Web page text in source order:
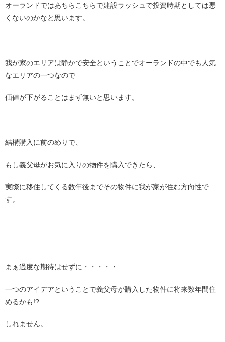
オーランドではあちらこちらで建設ラッシュで投資時期としては悪
くないのかなと思います。
我が家のエリアは静かで安全ということでオーランドの中でも人気
なエリアの一つなので
価値が下がることはまず無いと思います。
結構購入に前のめりで、
もし義父母がお気に入りの物件を購入できたら、
実際に移住してくる数年後までその物件に我が家が住む方向性で
す。
まぁ過度な期待はせずに・・・・・
一つのアイデアということで義父母が購入した物件に将来数年間住
めるかも!?
しれません。